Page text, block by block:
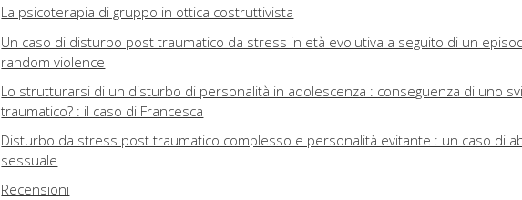
La psicoterapia di gruppo in ottica costruttivista
Un caso di disturbo post traumatico da stress in età evolutiva a seguito di un
random violence
Lo strutturarsi di un disturbo di personalità in adolescenza : conseguenza di uno
traumatico? : il caso di Francesca
Disturbo da stress post traumatico complesso e personalità evitante : un caso di
sessuale
Recensioni